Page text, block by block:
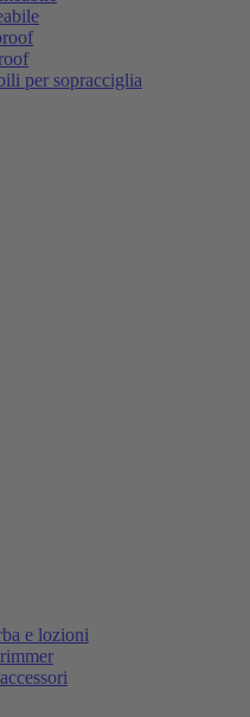
per sopracciglia
e lozioni